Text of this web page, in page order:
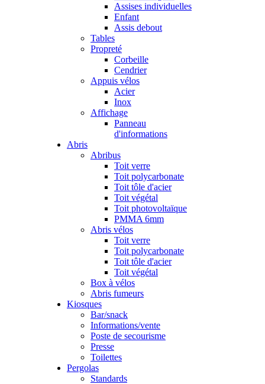
Assises individuelles
Enfant
Assis debout
Tables
Propreté
Corbeille
Cendrier
Appuis vélos
Acier
Inox
Affichage
Panneau
d'informations
Abris
Abribus
Toit verre
Toit polycarbonate
Toit tôle d'acier
Toit végétal
Toit photovoltaïque
PMMA 6mm
Abris vélos
Toit verre
Toit polycarbonate
Toit tôle d'acier
Toit végétal
Box à vélos
Abris fumeurs
Kiosques
Bar/snack
Informations/vente
Poste de secourisme
Presse
Toilettes
Pergolas
Standards